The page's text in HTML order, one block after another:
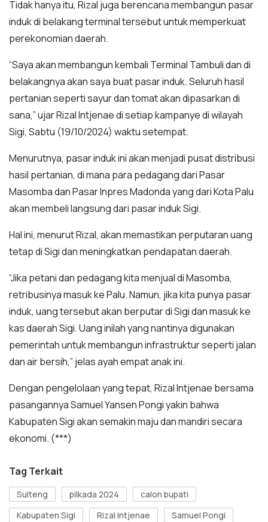
Tidak hanya itu, Rizal juga berencana membangun pasar
induk di belakang terminal tersebut untuk memperkuat
perekonomian daerah.
“Saya akan membangun kembali Terminal Tambuli dan di
belakangnya akan saya buat pasar induk. Seluruh hasil
pertanian seperti sayur dan tomat akan dipasarkan di
sana,” ujar Rizal Intjenae di setiap kampanye di wilayah
Sigi, Sabtu (19/10/2024) waktu setempat.
Menurutnya, pasar induk ini akan menjadi pusat distribusi
hasil pertanian, di mana para pedagang dari Pasar
Masomba dan Pasar Inpres Madonda yang dari Kota Palu
akan membeli langsung dari pasar induk Sigi.
Hal ini, menurut Rizal, akan memastikan perputaran uang
tetap di Sigi dan meningkatkan pendapatan daerah.
“Jika petani dan pedagang kita menjual di Masomba,
retribusinya masuk ke Palu. Namun, jika kita punya pasar
induk, uang tersebut akan berputar di Sigi dan masuk ke
kas daerah Sigi. Uang inilah yang nantinya digunakan
pemerintah untuk membangun infrastruktur seperti jalan
dan air bersih,” jelas ayah empat anak ini.
Dengan pengelolaan yang tepat, Rizal Intjenae bersama
pasangannya Samuel Yansen Pongi yakin bahwa
Kabupaten Sigi akan semakin maju dan mandiri secara
ekonomi. (***)
Tag Terkait
Sulteng pilkada 2024
calon bupati
Kabupaten Sigi
Rizal Intjenae
Samuel Pongi